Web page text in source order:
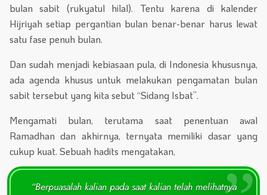
bulan sabit (rukyatul hilal). Tentu karena di kalender
Hijriyah setiap pergantian bulan benar-benar harus lewat
satu fase penuh bulan.
Dan sudah menjadi kebiasaan pula, di Indonesia khususnya,
ada agenda khusus untuk melakukan pengamatan bulan
sabit tersebut yang kita sebut “Sidang Isbat”.
Mengamati bulan, terutama saat penentuan awal
Ramadhan dan akhirnya, ternyata memiliki dasar yang
cukup kuat. Sebuah hadits mengatakan,
“Berpuasalah kalian pada saat kalian telah melihatnya